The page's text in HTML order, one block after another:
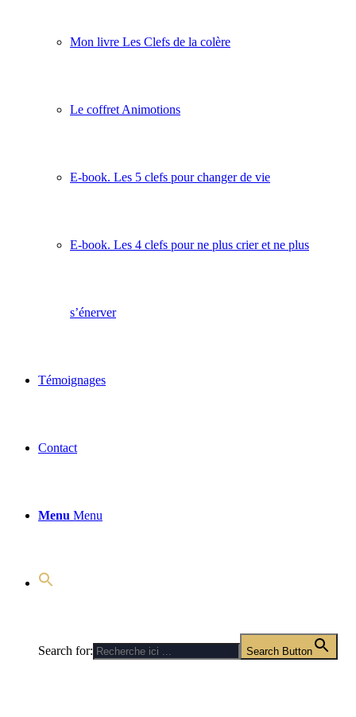
Mon livre Les Clefs de la colère
Le coffret Animotions
E-book. Les 5 clefs pour changer de vie
E-book. Les 4 clefs pour ne plus crier et ne plus
s’énerver
Témoignages
Contact
Menu Menu
Search for: Search Button